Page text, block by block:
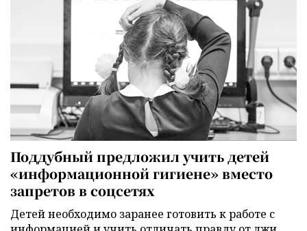
Поддубный предложил учить детей
«информационной гигиене» вместо
запретов в соцсетях
Детей необходимо заранее готовить к работе с